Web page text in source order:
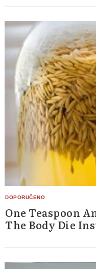
One Teaspoon
The Body Die
Search
for: